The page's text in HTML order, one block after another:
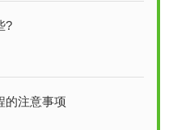
?
的注意事项